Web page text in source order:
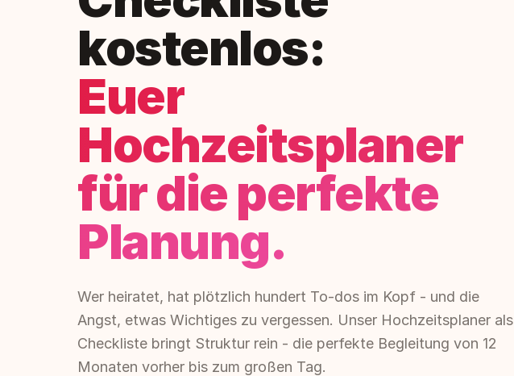
kostenlos:
Euer
Hochzeitsplaner
für die perfekte
Planung.
Wer heiratet, hat plötzlich hundert To-dos im Kopf - und die
Angst, etwas Wichtiges zu vergessen. Unser Hochzeitsplaner als
Checkliste bringt Struktur rein - die perfekte Begleitung von 12
Monaten vorher bis zum großen Tag.